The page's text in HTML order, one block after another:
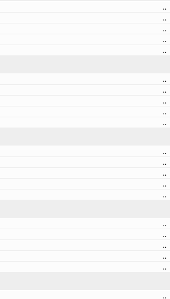
..
..
..
..
..
..
..
..
..
..
..
..
..
..
..
..
..
..
..
..
..